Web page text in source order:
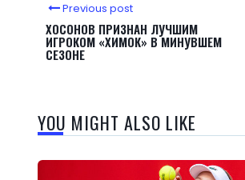
Previous post
ХОСОНОВ ПРИЗНАН ЛУЧШИМ
ИГРОКОМ «ХИМОК» В МИНУВШЕМ
СЕЗОНЕ
YOU MIGHT ALSO LIKE